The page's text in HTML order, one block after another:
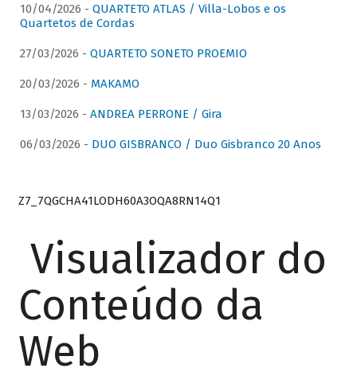
10/04/2026 - QUARTETO ATLAS / Villa-Lobos e os
Quartetos de Cordas
27/03/2026 - QUARTETO SONETO PROEMIO
20/03/2026 - MAKAMO
13/03/2026 - ANDREA PERRONE / Gira
06/03/2026 - DUO GISBRANCO / Duo Gisbranco 20 Anos
Z7_7QGCHA41LODH60A3OQA8RN14Q1
Visualizador do
Conteúdo da
Web